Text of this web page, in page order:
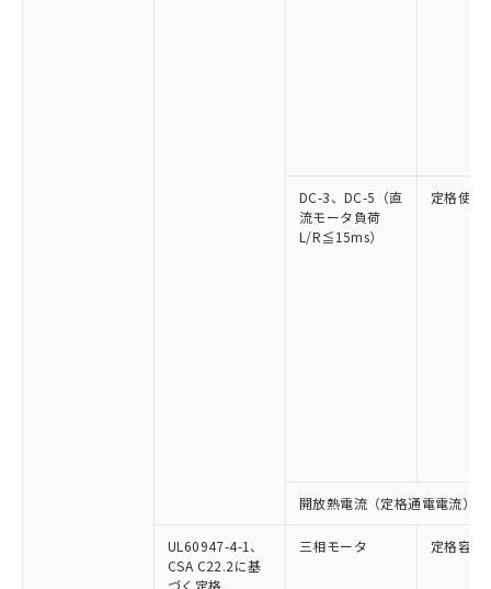
DC-3、DC-5（直
流モータ負荷
L/R≦15ms）
定格使用
開放熱電流（定格通電電流）
UL60947-4-1、
CSA C22.2に基
づく定格
三相モータ 定格容量